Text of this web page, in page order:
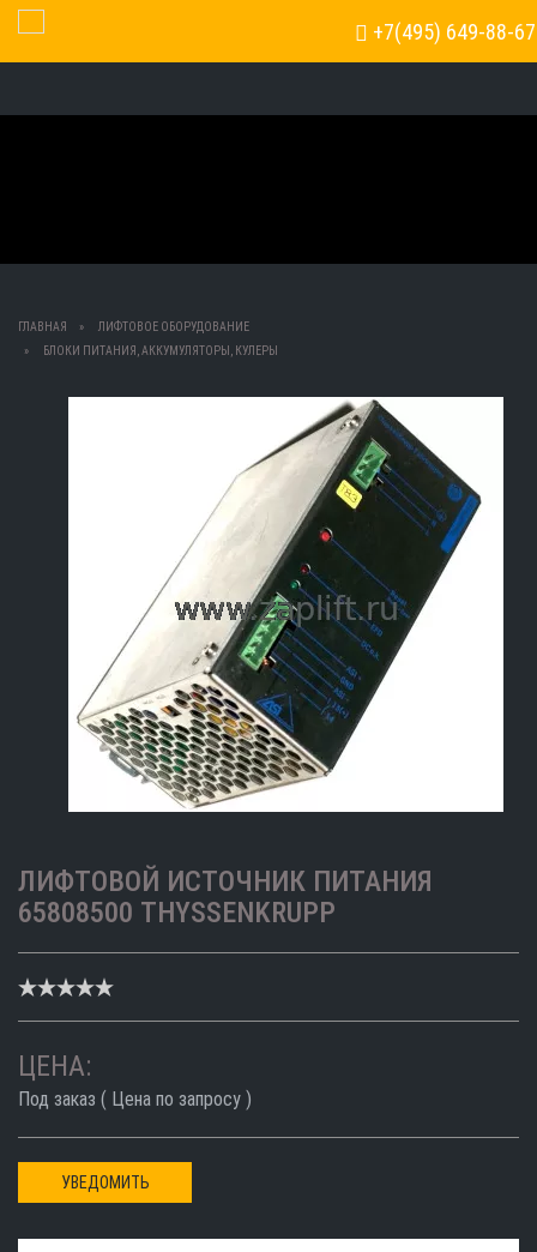
+7(495) 649-88-67
Toggle Navigation
ГЛАВНАЯ
ЛИФТОВОЕ ОБОРУДОВАНИЕ
БЛОКИ ПИТАНИЯ, АККУМУЛЯТОРЫ, КУЛЕРЫ
ЛИФТОВОЙ ИСТОЧНИК ПИТАНИЯ
65808500 THYSSENKRUPP
ЦЕНА:
Под заказ ( Цена по запросу )
УВЕДОМИТЬ